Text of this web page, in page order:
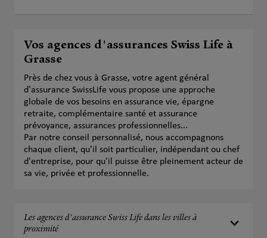
Vos agences d'assurances Swiss Life à
Grasse
Près de chez vous à Grasse, votre agent général
d'assurance SwissLife vous propose une approche
globale de vos besoins en assurance vie, épargne
retraite, complémentaire santé et assurance
prévoyance, assurances professionnelles...
Par notre conseil personnalisé, nous accompagnons
chaque client, qu'il soit particulier, indépendant ou chef
d'entreprise, pour qu'il puisse être pleinement acteur de
sa vie, privée et professionnelle.
Les agences d'assurance Swiss Life dans les villes à
proximité